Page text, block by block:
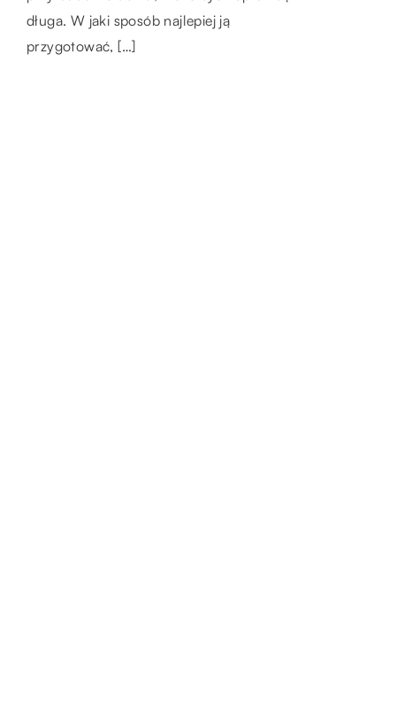
zadaniem, niezależnie od branży, jest
przetwarzanie półproduktów w wyroby
gotowe. […]
długa. W jaki sposób najlepiej ją
przygotować, […]
nie tylko […]